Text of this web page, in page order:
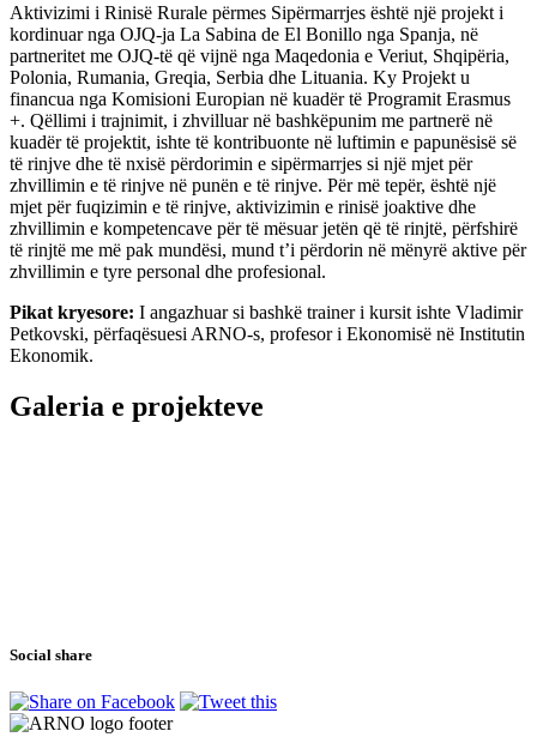
Aktivizimi i Rinisë Rurale përmes Sipërmarrjes është një projekt i
kordinuar nga OJQ-ja La Sabina de El Bonillo nga Spanja, në
partneritet me OJQ-të që vijnë nga Maqedonia e Veriut, Shqipëria,
Polonia, Rumania, Greqia, Serbia dhe Lituania. Ky Projekt u
financua nga Komisioni Europian në kuadër të Programit Erasmus
+. Qëllimi i trajnimit, i zhvilluar në bashkëpunim me partnerë në
kuadër të projektit, ishte të kontribuonte në luftimin e papunësisë së
të rinjve dhe të nxisë përdorimin e sipërmarrjes si një mjet për
zhvillimin e të rinjve në punën e të rinjve. Për më tepër, është një
mjet për fuqizimin e të rinjve, aktivizimin e rinisë joaktive dhe
zhvillimin e kompetencave për të mësuar jetën që të rinjtë, përfshirë
të rinjtë me më pak mundësi, mund t’i përdorin në mënyrë aktive për
zhvillimin e tyre personal dhe profesional.
Pikat kryesore: I angazhuar si bashkë trainer i kursit ishte Vladimir
Petkovski, përfaqësuesi ARNO-s, profesor i Ekonomisë në Institutin
Ekonomik.
Galeria e projekteve
Social share